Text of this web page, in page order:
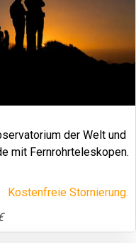
der Welt und
mit Fernrohrteleskopen.
Kostenfreie Stornierung.